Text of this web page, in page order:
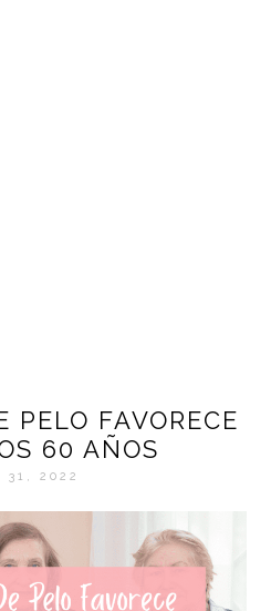
PELO FAVORECE
60 AÑOS
31, 2022